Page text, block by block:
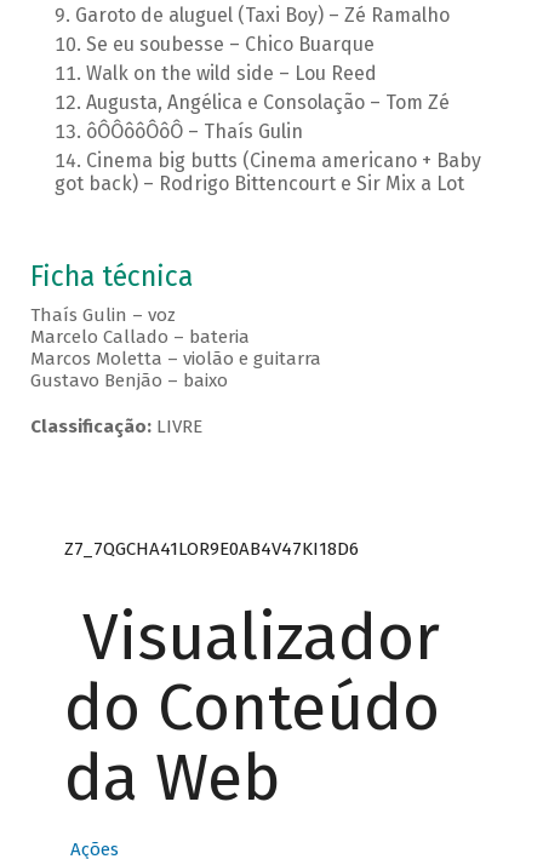
Garoto de aluguel (Taxi Boy) – Zé Ramalho
Se eu soubesse – Chico Buarque
Walk on the wild side – Lou Reed
Augusta, Angélica e Consolação – Tom Zé
ôÔÔôôÔôÔ – Thaís Gulin
Cinema big butts (Cinema americano + Baby
got back) – Rodrigo Bittencourt e Sir Mix a Lot
Ficha técnica
Thaís Gulin – voz
Marcelo Callado – bateria
Marcos Moletta – violão e guitarra
Gustavo Benjão – baixo
Classificação: LIVRE
Z7_7QGCHA41LOR9E0AB4V47KI18D6
Visualizador
do Conteúdo
da Web
Ações